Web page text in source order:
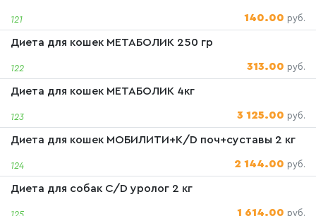
121 140.00 руб.
122
Диета для кошек МЕТАБОЛИК 250 гр
313.00 руб.
123
Диета для кошек МЕТАБОЛИК 4кг
3 125.00 руб.
124
Диета для кошек МОБИЛИТИ+K/D поч+суставы 2 кг
2 144.00 руб.
Диета для собак C/D уролог 2 кг
1 614.00 руб.